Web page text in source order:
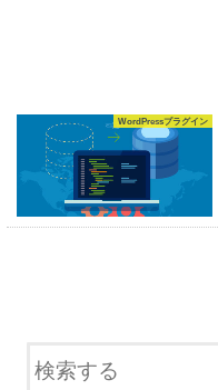
WordPressプラグイン